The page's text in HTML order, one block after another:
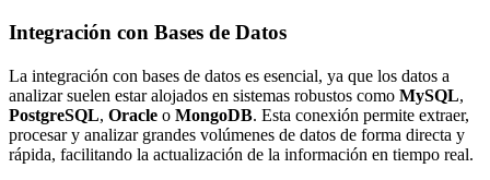
Integración con Bases de Datos
La integración con bases de datos es esencial, ya que los datos a
analizar suelen estar alojados en sistemas robustos como MySQL,
PostgreSQL, Oracle o MongoDB. Esta conexión permite extraer,
procesar y analizar grandes volúmenes de datos de forma directa y
rápida, facilitando la actualización de la información en tiempo real.